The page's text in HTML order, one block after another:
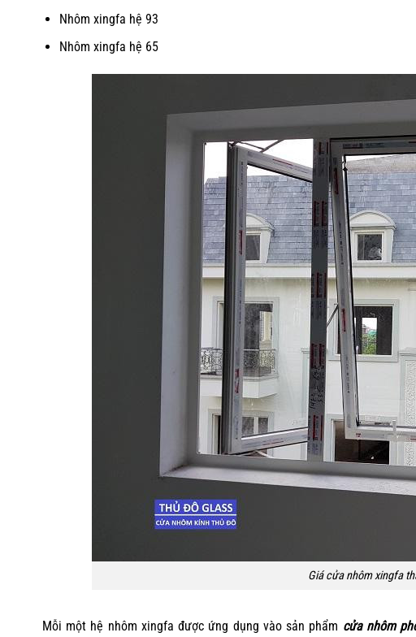
Nhôm xingfa hệ 93
Nhôm xingfa hệ 65
Giá cửa nhôm xingfa
Mỗi một hệ nhôm xingfa được ứng dụng vào sản phẩm cửa nhôm